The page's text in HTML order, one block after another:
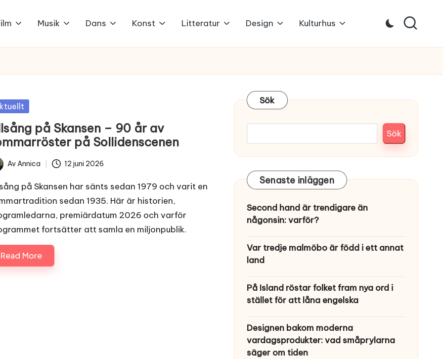
Musik Dans Konst Litteratur Design Kulturhus
på Skansen – 90 år av
på Sollidenscenen
AvAnnica 12 juni 2026
på Skansen har sänts sedan 1979 och varit en
sedan 1935. Här är historien,
premiärdatum 2026 och varför
fortsätter att samla en miljonpublik.
Read More
Sök
Sök
Senaste inläggen
Second hand är trendigare än
någonsin: varför?
Var tredje malmöbo är född i ett annat
land
På Island röstar folket fram nya ord i
stället för att låna engelska
Designen bakom moderna
vardagsprodukter: vad småprylarna
säger om tiden